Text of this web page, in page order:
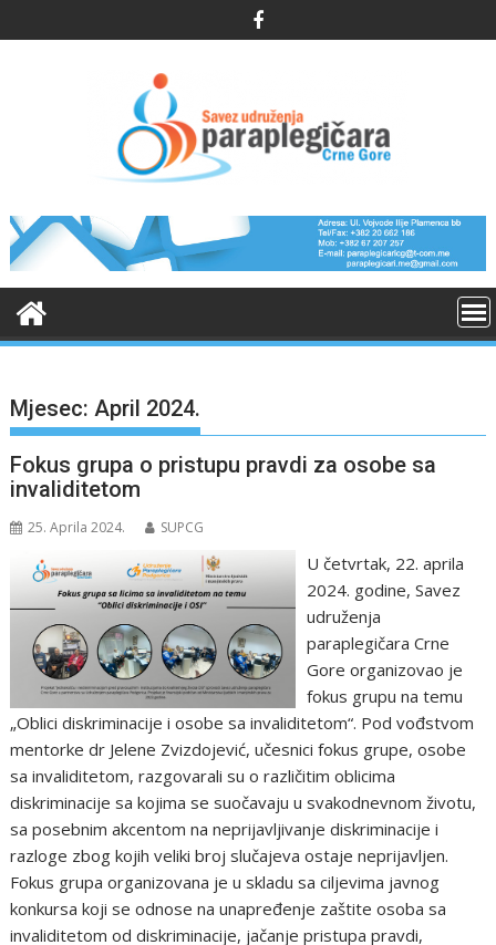
to
Mjesec:April 2024.
Fokus grupa o pristupu pravdi za osobe sa
invaliditetom
25. Aprila 2024. SUPCG
U četvrtak, 22. aprila
2024. godine, Savez
udruženja
paraplegičara Crne
Gore organizovao je
fokus grupu na temu
„Oblici diskriminacije i osobe sa invaliditetom“. Pod vođstvom
mentorke dr Jelene Zvizdojević, učesnici fokus grupe, osobe
sa invaliditetom, razgovarali su o različitim oblicima
diskriminacije sa kojima se suočavaju u svakodnevnom životu,
sa posebnim akcentom na neprijavljivanje diskriminacije i
razloge zbog kojih veliki broj slučajeva ostaje neprijavljen.
Fokus grupa organizovana je u skladu sa ciljevima javnog
konkursa koji se odnose na unapređenje zaštite osoba sa
invaliditetom od diskriminacije, jačanje pristupa pravdi,